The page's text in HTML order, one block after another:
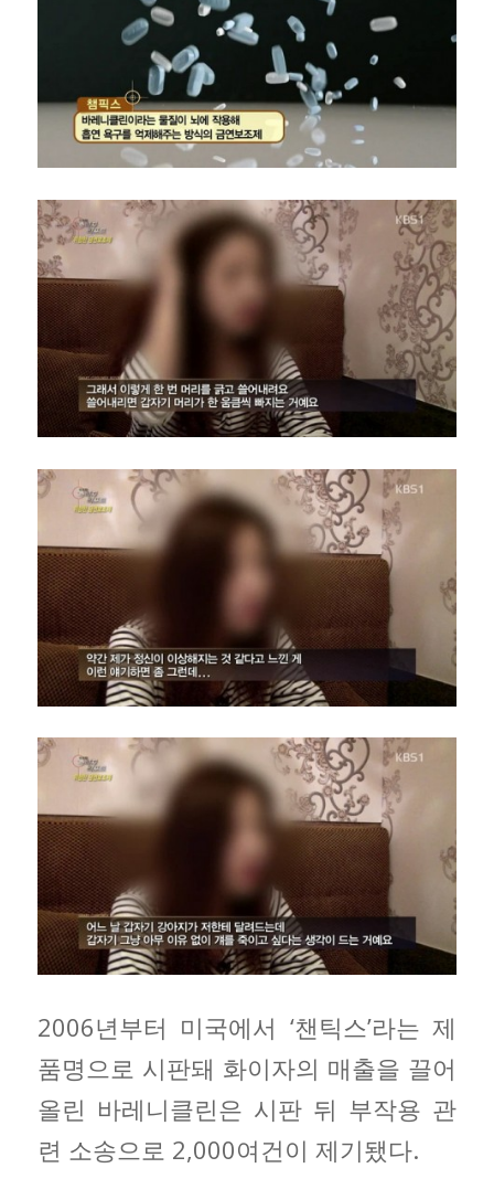
2006년부터 미국에서 ‘챈틱스’라는 제
품명으로 시판돼 화이자의 매출을 끌어
올린 바레니클린은 시판 뒤 부작용 관
련 소송으로 2,000여건이 제기됐다.